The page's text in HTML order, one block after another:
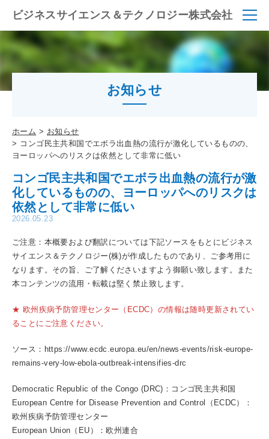
ビジネスサイエンス＆テクノロジー株式会社
お知らせ
ホーム
お知らせ
コンゴ民主共和国でエボラ出血熱の流行が激化しているものの、
ヨーロッパへのリスクは依然として非常に低い
コンゴ民主共和国でエボラ出血熱の流行が激
化しているものの、ヨーロッパへのリスクは
依然として非常に低い
2026.05.23
ご注意：本概要および翻訳については下記ソースをもとにビジネス
サイエンス＆テクノロジー(株)が作成したものであり、ご参考用に
なります。その旨、ご了解くださいますよう御願い致します。また
本コンテンツの流用・転載は堅く禁止致します。
★ 欧州疾病予防管理センター（ECDC）の情報は随時更新されてい
ることにご注意ください。
ソース：https://www.ecdc.europa.eu/en/news-events/risk-europe-
remains-very-low-ebola-outbreak-intensifies-drc
Democratic Republic of the Congo (DRC)：コンゴ民主共和国
European Centre for Disease Prevention and Control（ECDC）：
欧州疾病予防管理センター
European Union（EU）：欧州連合